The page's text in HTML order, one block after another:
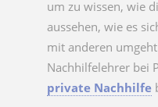
um zu wissen, wie
aussehen, wie es
mit anderen
Nachhilfelehrer bei
private Nachhilfe